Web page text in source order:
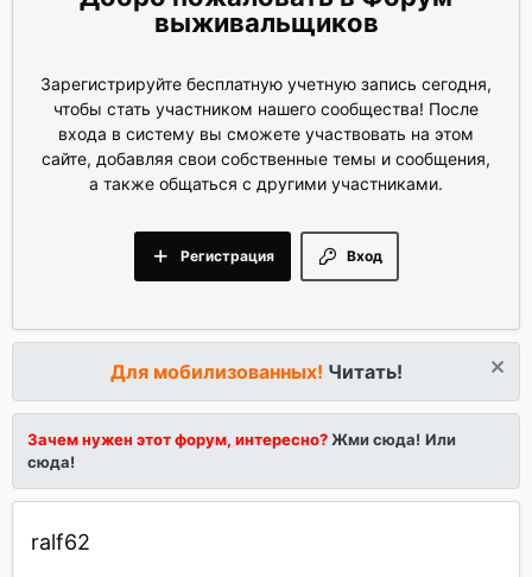
выживальщиков
Зарегистрируйте бесплатную учетную запись сегодня,
чтобы стать участником нашего сообщества! После
входа в систему вы сможете участвовать на этом
сайте, добавляя свои собственные темы и сообщения,
а также общаться с другими участниками.
Вход
Регистрация
Для мобилизованных! Читать!
Зачем нужен этот форум, интересно?Жми сюда! Или
сюда!
ralf62